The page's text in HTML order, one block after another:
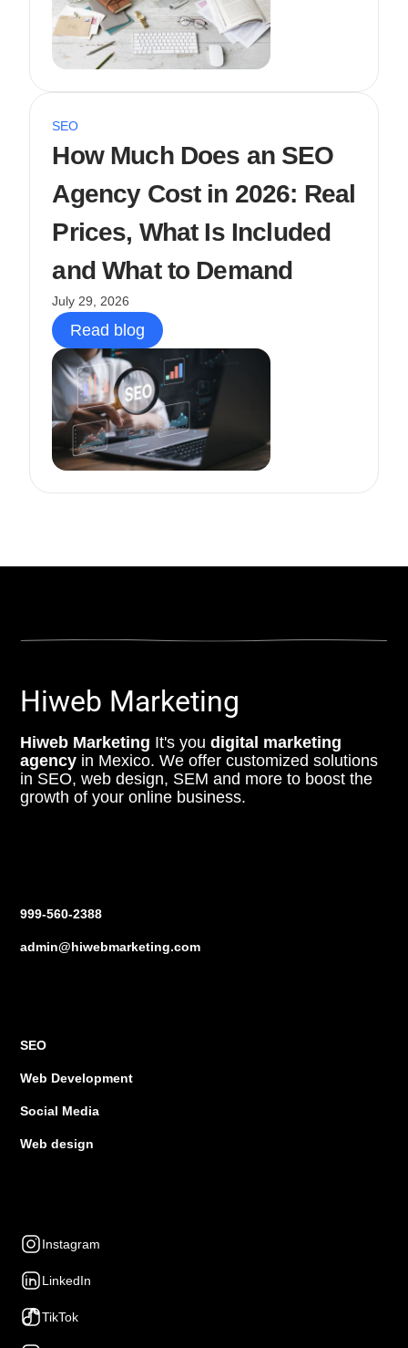
SEO
How Much Does an SEO
Agency Cost in 2026: Real
Prices, What Is Included
and What to Demand
July 29, 2026
Read blog
Hiweb Marketing
Hiweb Marketing It's youdigital marketing
agency in Mexico. We offer customized solutions
in SEO, web design, SEM and more to boost the
growth of your online business.
999-560-2388
admin@hiwebmarketing.com
SEO
Web Development
Social Media
Web design
Instagram
LinkedIn
TikTok